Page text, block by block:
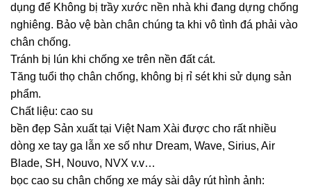
dụng để Không bị trầy xước nền nhà khi đang dựng chống
nghiêng. Bảo vệ bàn chân chúng ta khi vô tình đá phải vào
chân chống.
Tránh bị lún khi chống xe trên nền đất cát.
Tăng tuổi thọ chân chống, không bị rỉ sét khi sử dụng sản
phẩm.
Chất liệu: cao su
bền đẹp Sản xuất tại Việt Nam Xài được cho rất nhiều
dòng xe tay ga lẫn xe số như Dream, Wave, Sirius, Air
Blade, SH, Nouvo, NVX v.v…
bọc cao su chân chống xe máy sài dây rút hình ảnh: